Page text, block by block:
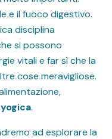
e il fuoco digestivo.
disciplina
si possono
vitali e far sì che la
cose meravigliose.
.
ad esplorare la